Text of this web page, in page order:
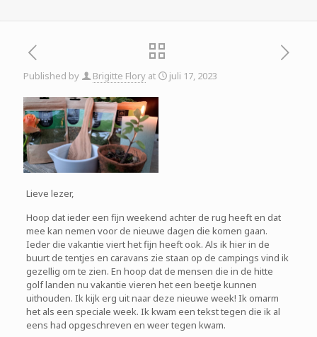
Published by Brigitte Flory at juli 17, 2023
Lieve lezer,
Hoop dat ieder een fijn weekend achter de rug heeft en dat
mee kan nemen voor de nieuwe dagen die komen gaan.
Ieder die vakantie viert het fijn heeft ook. Als ik hier in de
buurt de tentjes en caravans zie staan op de campings vind ik
gezellig om te zien. En hoop dat de mensen die in de hitte
golf landen nu vakantie vieren het een beetje kunnen
uithouden. Ik kijk erg uit naar deze nieuwe week! Ik omarm
het als een speciale week. Ik kwam een tekst tegen die ik al
eens had opgeschreven en weer tegen kwam.